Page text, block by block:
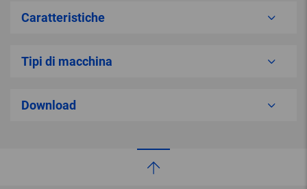
Caratteristiche
Tipi di macchina
Download